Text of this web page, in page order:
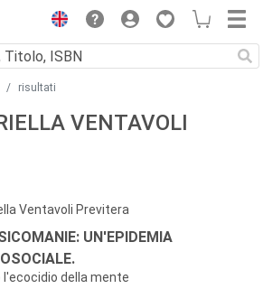
risultati
VENTAVOLI
Ventavoli Previtera
UN'EPIDEMIA
l'ecocidio della mente